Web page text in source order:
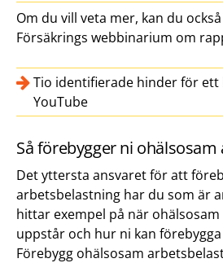
Om du vill veta mer, kan du
Försäkrings webbinarium om
Tio identifierade hinder för ett
YouTube
Så förebygger ni
Det yttersta ansvaret för att
arbetsbelastning har du som är
hittar exempel på när
uppstår och hur ni kan
Förebygg ohälsosam